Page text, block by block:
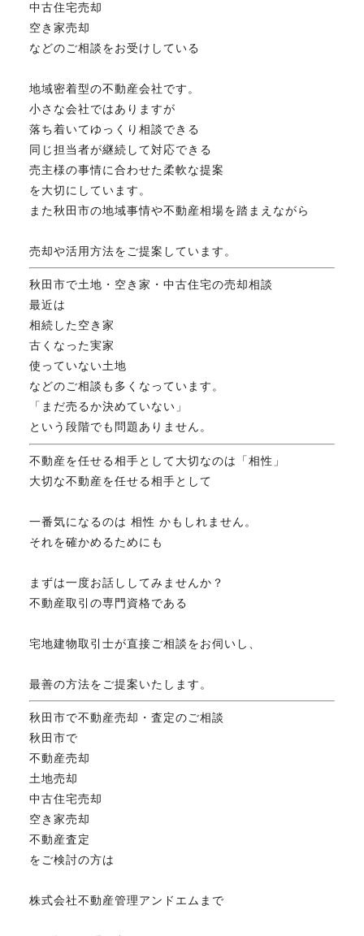
中古住宅売却
空き家売却
などのご相談をお受けしている
地域密着型の不動産会社です。
小さな会社ではありますが
落ち着いてゆっくり相談できる
同じ担当者が継続して対応できる
売主様の事情に合わせた柔軟な提案
を大切にしています。
また秋田市の地域事情や不動産相場を踏まえながら
売却や活用方法をご提案しています。
秋田市で土地・空き家・中古住宅の売却相談
最近は
相続した空き家
古くなった実家
使っていない土地
などのご相談も多くなっています。
「まだ売るか決めていない」
という段階でも問題ありません。
不動産を任せる相手として大切なのは「相性」
大切な不動産を任せる相手として
一番気になるのは 相性 かもしれません。
それを確かめるためにも
まずは一度お話ししてみませんか？
不動産取引の専門資格である
宅地建物取引士が直接ご相談をお伺いし、
最善の方法をご提案いたします。
秋田市で不動産売却・査定のご相談
秋田市で
不動産売却
土地売却
中古住宅売却
空き家売却
不動産査定
をご検討の方は
株式会社不動産管理アンドエムまで